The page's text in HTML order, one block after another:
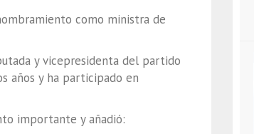
como ministra de
y vicepresidenta del partido
años y ha participado en
importante y añadió: